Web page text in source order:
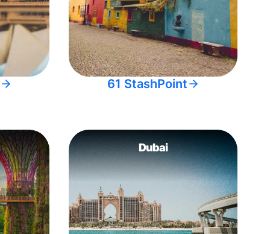
61 StashPoint
Dubai